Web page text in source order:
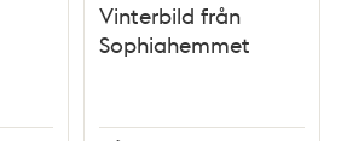
Vinterbild från
Sophiahemmet